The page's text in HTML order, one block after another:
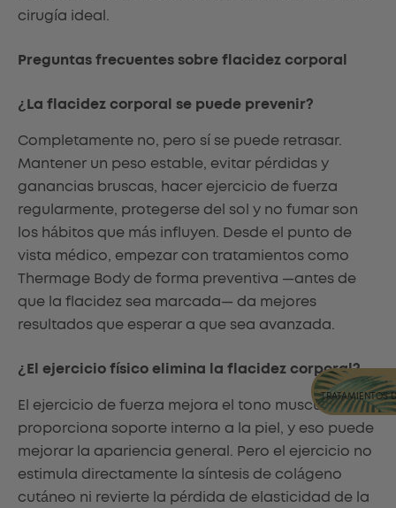
cirugía ideal.
Preguntas frecuentes sobre flacidez corporal
¿La flacidez corporal se puede prevenir?
Completamente no, pero sí se puede retrasar.
Mantener un peso estable, evitar pérdidas y
ganancias bruscas, hacer ejercicio de fuerza
regularmente, protegerse del sol y no fumar son
los hábitos que más influyen. Desde el punto de
vista médico, empezar con tratamientos como
Thermage Body de forma preventiva —antes de
que la flacidez sea marcada— da mejores
resultados que esperar a que sea avanzada.
¿El ejercicio físico elimina la flacidez corporal?
El ejercicio de fuerza mejora el tono muscular, que
proporciona soporte interno a la piel, y eso puede
mejorar la apariencia general. Pero el ejercicio no
estimula directamente la síntesis de colágeno
cutáneo ni revierte la pérdida de elasticidad de la
TRATAMIENTOS